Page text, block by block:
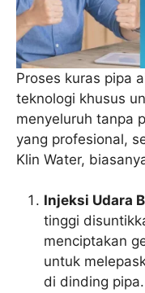
Proses kuras pipa
teknologi khusus
menyeluruh tanpa
yang profesional,
Klin Water,
Injeksi Udara
tinggi
menciptakan
untuk
di dinding pipa.